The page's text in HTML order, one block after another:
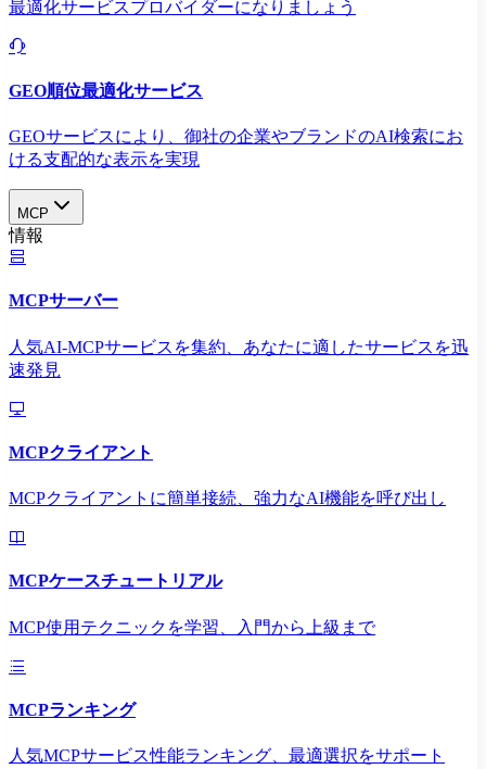
最適化サービスプロバイダーになりましょう
GEO順位最適化サービス
GEOサービスにより、御社の企業やブランドのAI検索にお
ける支配的な表示を実現​
MCP
情報
MCPサーバー
人気AI-MCPサービスを集約、あなたに適したサービスを迅
速発見
MCPクライアント
MCPクライアントに簡単接続、強力なAI機能を呼び出し
MCPケースチュートリアル
MCP使用テクニックを学習、入門から上級まで
MCPランキング
人気MCPサービス性能ランキング、最適選択をサポート